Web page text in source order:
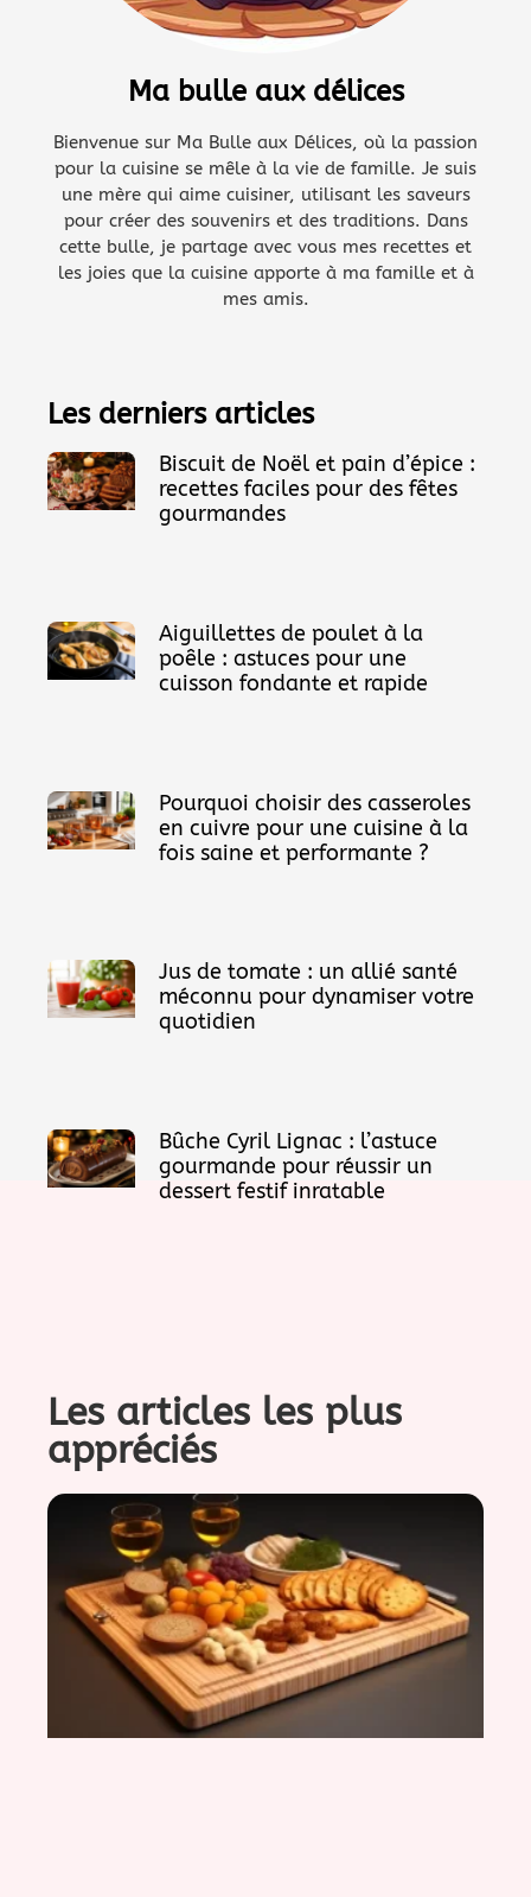
Ma bulle aux délices
Bienvenue sur Ma Bulle aux Délices, où la passion
pour la cuisine se mêle à la vie de famille. Je suis
une mère qui aime cuisiner, utilisant les saveurs
pour créer des souvenirs et des traditions. Dans
cette bulle, je partage avec vous mes recettes et
les joies que la cuisine apporte à ma famille et à
mes amis.
Les derniers articles
Biscuit de Noël et pain d’épice :
recettes faciles pour des fêtes
gourmandes
Aiguillettes de poulet à la
poêle : astuces pour une
cuisson fondante et rapide
Pourquoi choisir des casseroles
en cuivre pour une cuisine à la
fois saine et performante ?
Jus de tomate : un allié santé
méconnu pour dynamiser votre
quotidien
Bûche Cyril Lignac : l’astuce
gourmande pour réussir un
dessert festif inratable
Les articles les plus
appréciés